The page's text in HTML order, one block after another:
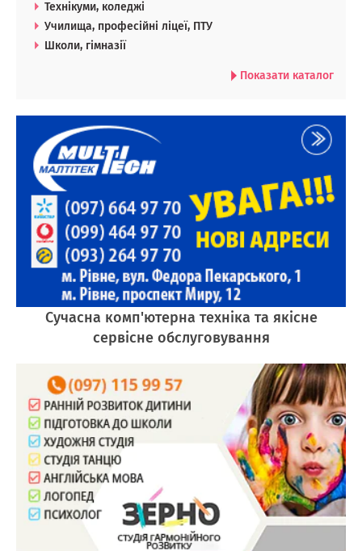
Технікуми, коледжі
Училища, професійні ліцеї, ПТУ
Школи, гімназії
Показати каталог
Сучасна комп'ютерна техніка та якісне
сервісне обслуговування